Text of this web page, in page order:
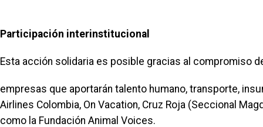
Participación interinstitucional
Esta acción solidaria es posible gracias al compromiso
empresas que aportarán talento humano, transporte,
Airlines Colombia, On Vacation, Cruz Roja (Seccional
como la Fundación Animal Voices.